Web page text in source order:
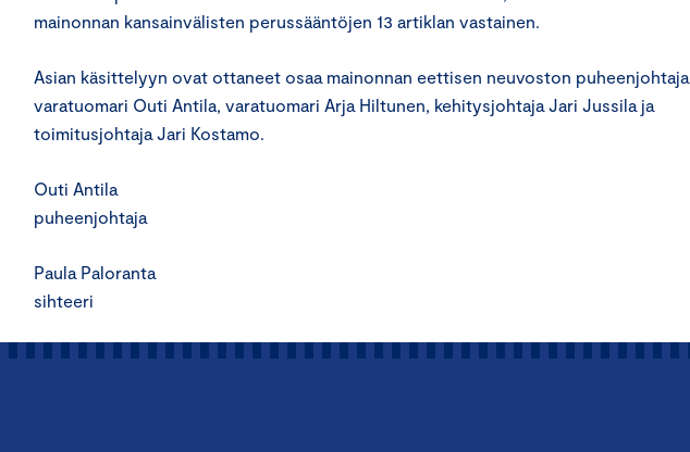
mainonnan kansainvälisten perussääntöjen 13 artiklan vastainen.
Asian käsittelyyn ovat ottaneet osaa mainonnan eettisen neuvoston puheenjohtaja
varatuomari Outi Antila, varatuomari Arja Hiltunen, kehitysjohtaja Jari Jussila ja
toimitusjohtaja Jari Kostamo.
Outi Antila
puheenjohtaja
Paula Paloranta
sihteeri